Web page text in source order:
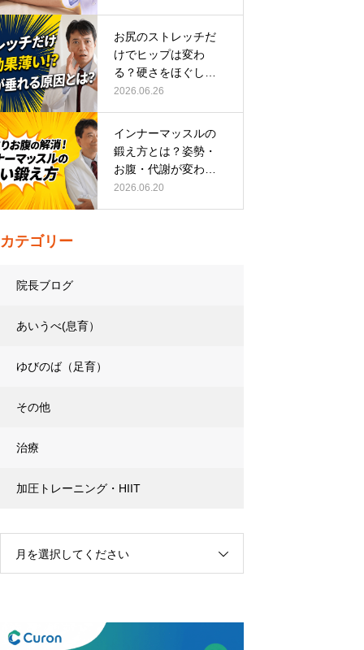
お尻のストレッチだ
けでヒップは変わ
る？硬さをほぐして
整える正しい方…
2026.06.26
インナーマッスルの
鍛え方とは？姿勢・
お腹・代謝が変わる
トレーニング…
2026.06.20
カテゴリー
院長ブログ
あいうべ(息育）
ゆびのば（足育）
その他
治療
加圧トレーニング・HIIT
月を選択してください